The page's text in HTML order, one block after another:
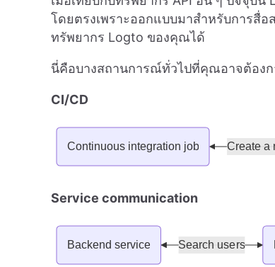
โดยตรงเพราะออกแบบมาสำหรับการสื่
ทรัพยากร Logto ของคุณได้
นี่คือบางสถานการณ์ทั่วไปที่คุณอาจต้องก
CI/CD
Service communication